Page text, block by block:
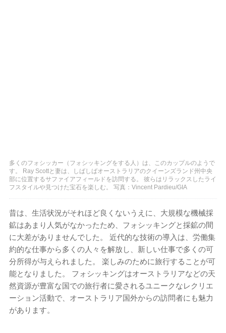
多くのフォシッカー（フォシッキングをする人）は、このカップルのようで
す。 Ray Scottと妻は、しばしばオーストラリアのクイーンズランド州中央
部に位置するサファイアフィールドを訪問する。 彼らはリラックスしたライ
フスタイルや見つけた宝石を楽しむ。 写真：Vincent Pardieu/GIA
昔は、生活状況がそれほど良くないうえに、大規模な機械採
鉱はあまり人気がなかったため、フォシッキングと採鉱の間
に大差がありませんでした。 近代的な技術の導入は、労働集
約的な仕事から多くの人々を解放し、新しい仕事で多くの可
分所得が与えられました。 楽しみのために旅行することが可
能となりました。 フォシッキングはオーストラリアなどの天
然資源が豊富な国での旅行者に愛されるユニークなレクリエ
ーション活動で、オーストラリア国外からの訪問者にも魅力
があります。